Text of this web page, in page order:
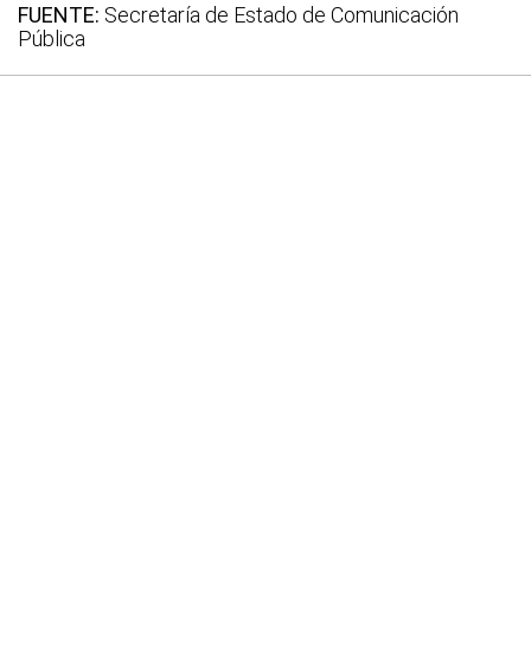
FUENTE: Secretaría de Estado de Comunicación
Pública